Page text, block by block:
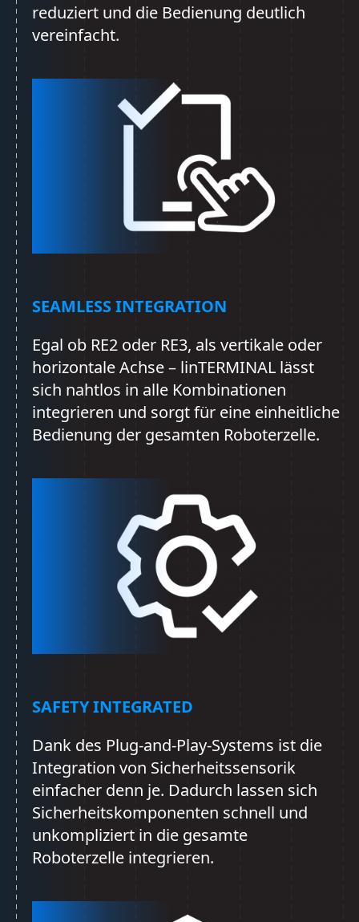
reduziert und die Bedienung deutlich
vereinfacht.
SEAMLESS INTEGRATION
Egal ob RE2 oder RE3, als vertikale oder
horizontale Achse – linTERMINAL lässt
sich nahtlos in alle Kombinationen
integrieren und sorgt für eine einheitliche
Bedienung der gesamten Roboterzelle.
SAFETY INTEGRATED
Dank des Plug-and-Play-Systems ist die
Integration von Sicherheitssensorik
einfacher denn je. Dadurch lassen sich
Sicherheitskomponenten schnell und
unkompliziert in die gesamte
Roboterzelle integrieren.